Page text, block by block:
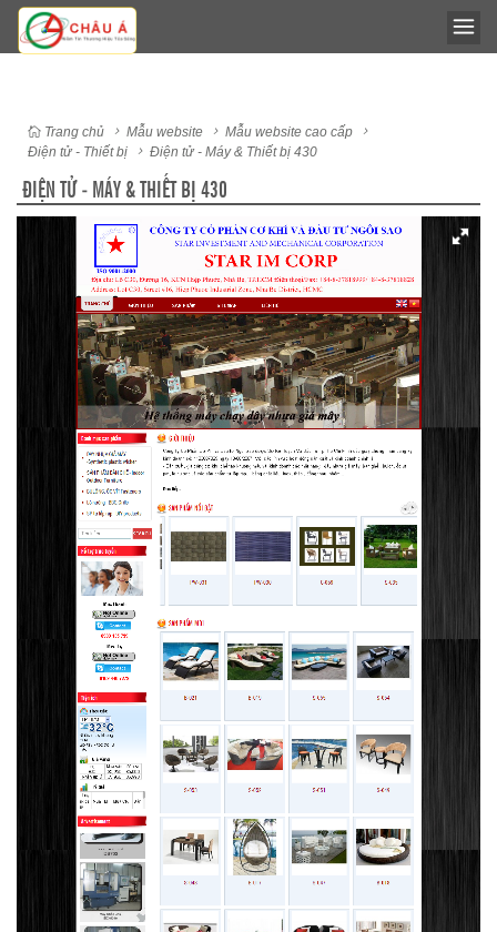
Trang chủ Mẫu website
Mẫu website cao cấp
Điện tử - Thiết bị
Điện tử - Máy & Thiết bị 430
ĐIỆN TỬ - MÁY & THIẾT BỊ 430